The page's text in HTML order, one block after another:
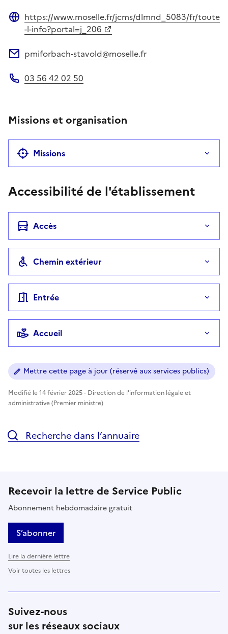
Site web
https://www.moselle.fr/jcms/dlmnd_5083/fr/toute
-l-info?portal=j_206
pmiforbach-stavold@moselle.fr
03 56 42 02 50
Missions et organisation
Missions
Accessibilité de l'établissement
Accès
Chemin extérieur
Entrée
Accueil
Mettre cette page à jour (réservé aux services publics)
Modifié le 14 février 2025 - Direction de l'information légale et
administrative (Premier ministre)
Recherche dans l’annuaire
Recevoir la lettre de Service Public
Abonnement hebdomadaire gratuit
S’abonner
Lire la dernière lettre
Voir toutes les lettres
Suivez-nous
sur les réseaux sociaux